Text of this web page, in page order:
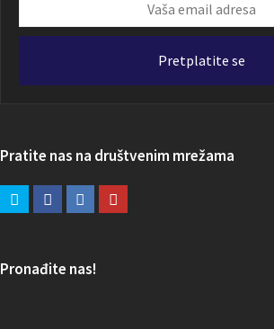
email
Pretplatite se
Pratite nas na društvenim mrežama
Pronađite nas!